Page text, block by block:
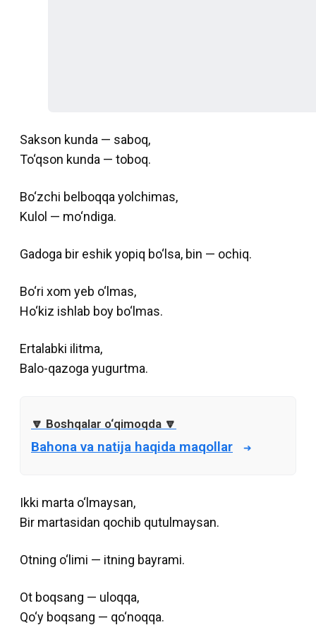
Sakson kunda — saboq,
To‘qson kunda — toboq.
Bo‘zchi belboqqa yolchimas,
Kulol — mo‘ndiga.
Gadoga bir eshik yopiq bo‘lsa, bin — ochiq.
Bo‘ri xom yeb o‘lmas,
Ho‘kiz ishlab boy bo‘lmas.
Ertalabki ilitma,
Balo-qazoga yugurtma.
Bahona va natija haqida maqollar
Ikki marta o‘lmaysan,
Bir martasidan qochib qutulmaysan.
Otning o‘limi — itning bayrami.
Ot boqsang — uloqqa,
Qo‘y boqsang — qo‘noqqa.